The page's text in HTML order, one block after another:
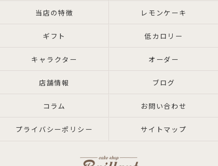
当店の特徴 レモンケーキ
ギフト 低カロリー
キャラクター オーダー
店舗情報 ブログ
コラム お問い合わせ
プライバシーポリシー サイトマップ